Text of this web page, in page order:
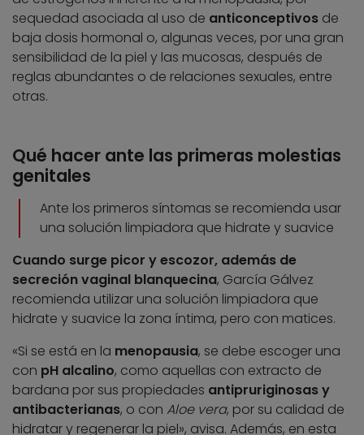
sequedad asociada al uso de anticonceptivos de
baja dosis hormonal o, algunas veces, por una gran
sensibilidad de la piel y las mucosas, después de
reglas abundantes o de relaciones sexuales, entre
otras.
Qué hacer ante las primeras molestias
genitales
Ante los primeros síntomas se recomienda usar
una solución limpiadora que hidrate y suavice
Cuando surge picor y escozor, además de
secreción vaginal blanquecina, García Gálvez
recomienda utilizar una solución limpiadora que
hidrate y suavice la zona íntima, pero con matices.
«Si se está en la menopausia, se debe escoger una
con pH alcalino, como aquellas con extracto de
bardana por sus propiedades antipruriginosas y
antibacterianas, o con Aloe vera, por su calidad de
hidratar y regenerar la piel», avisa. Además, en esta